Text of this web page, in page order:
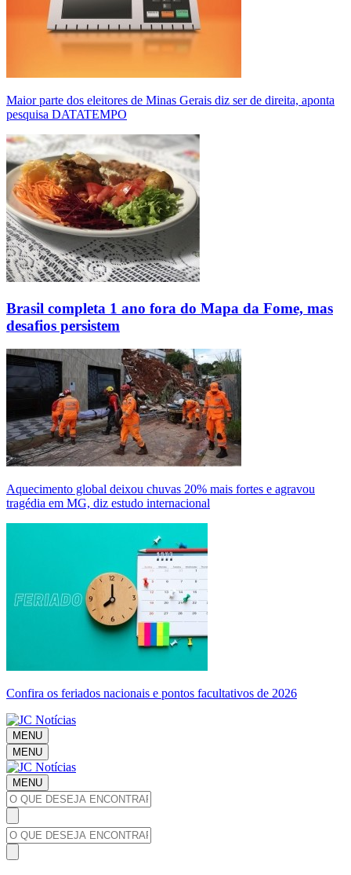
Maior parte dos eleitores de Minas Gerais diz ser de direita, aponta
pesquisa DATATEMPO
Brasil completa 1 ano fora do Mapa da Fome, mas
desafios persistem
Aquecimento global deixou chuvas 20% mais fortes e agravou
tragédia em MG, diz estudo internacional
Confira os feriados nacionais e pontos facultativos de 2026
MENU
MENU
MENU